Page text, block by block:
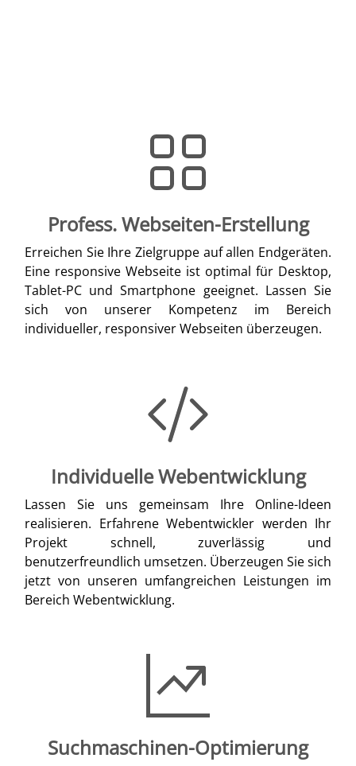
Profess. Webseiten-Erstellung
Erreichen Sie Ihre Zielgruppe auf allen Endgeräten.
Eine responsive Webseite ist optimal für Desktop,
Tablet-PC und Smartphone geeignet. Lassen Sie
sich von unserer Kompetenz im Bereich
individueller, responsiver Webseiten überzeugen.
Individuelle Webentwicklung
Lassen Sie uns gemeinsam Ihre Online-Ideen
realisieren. Erfahrene Webentwickler werden Ihr
Projekt schnell, zuverlässig und
benutzerfreundlich umsetzen. Überzeugen Sie sich
jetzt von unseren umfangreichen Leistungen im
Bereich Webentwicklung.
Suchmaschinen-Optimierung